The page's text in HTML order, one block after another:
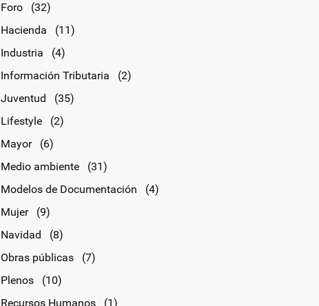
Foro
(32)
Hacienda
(11)
Industria
(4)
Información Tributaria
(2)
Juventud
(35)
Lifestyle
(2)
Mayor
(6)
Medio ambiente
(31)
Modelos de Documentación
(4)
Mujer
(9)
Navidad
(8)
Obras públicas
(7)
Plenos
(10)
Recursos Humanos
(1)